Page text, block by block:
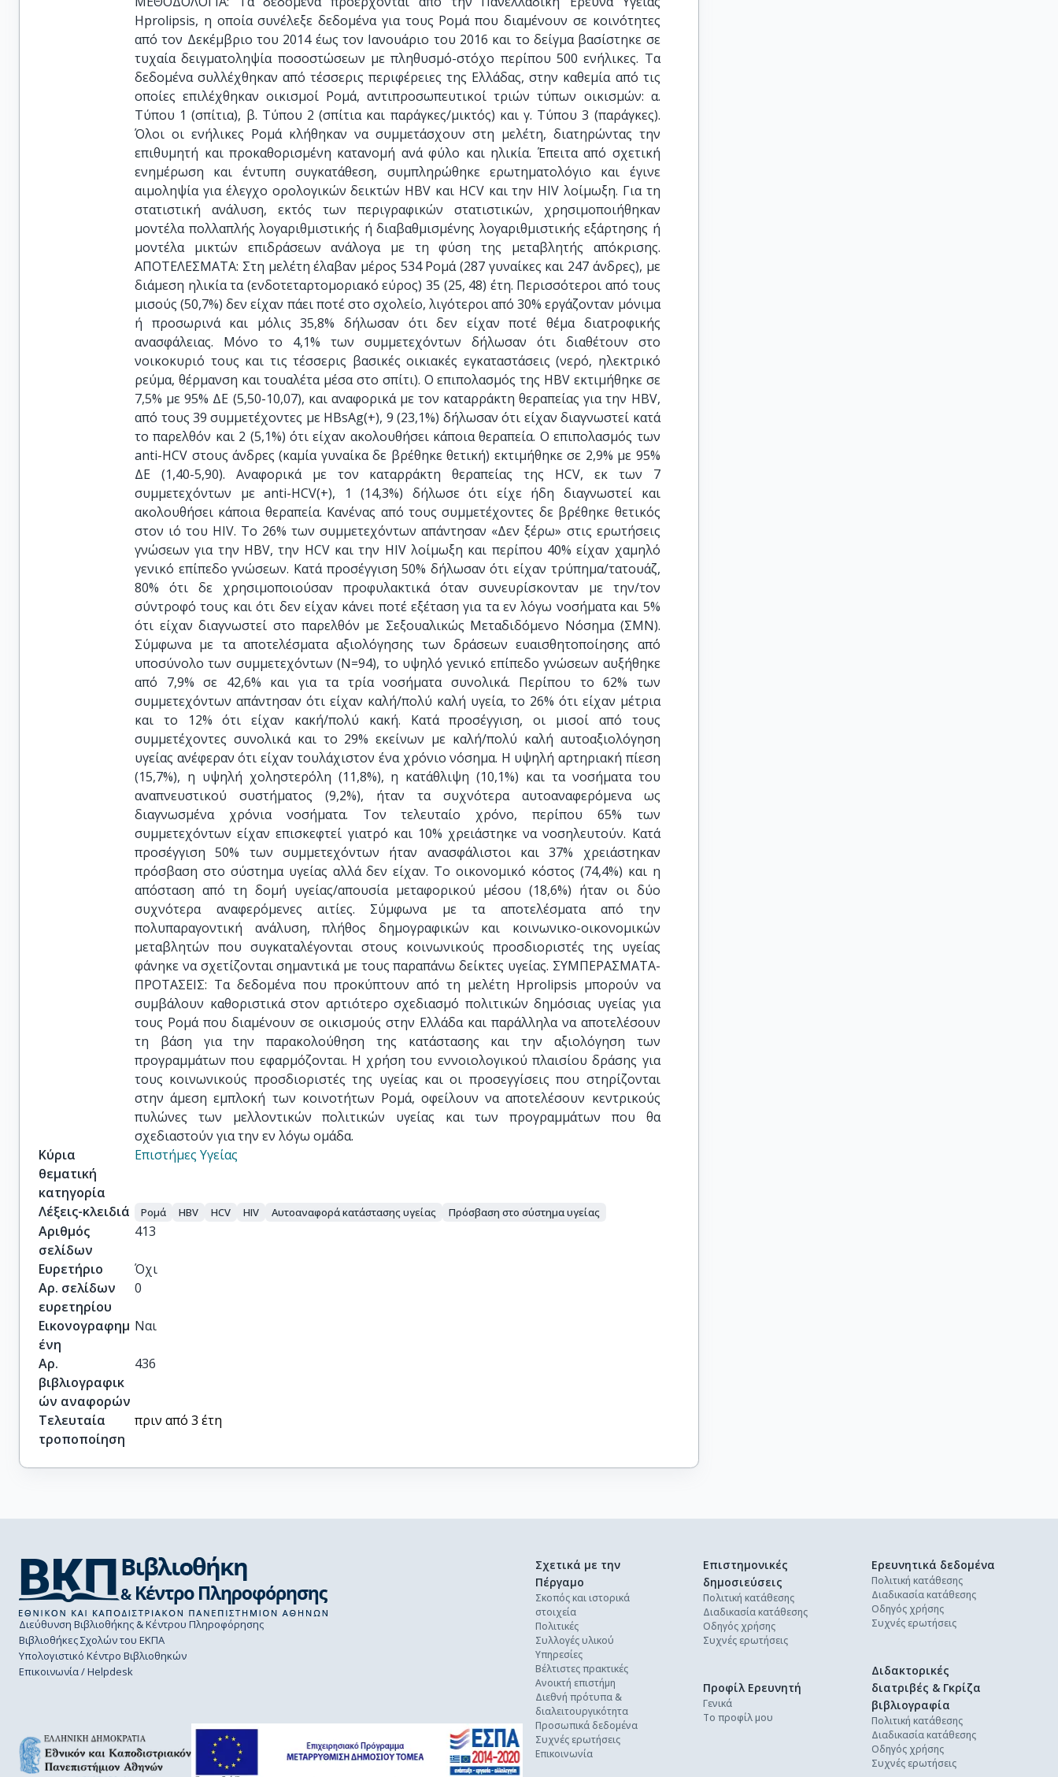
Hprolipsis, η οποία συνέλεξε δεδομένα για τους Ρομά που διαμένουν σε κοινότητες
από τον Δεκέμβριο του 2014 έως τον Ιανουάριο του 2016 και το δείγμα βασίστηκε σε
τυχαία δειγματοληψία ποσοστώσεων με πληθυσμό-στόχο περίπου 500 ενήλικες. Τα
δεδομένα συλλέχθηκαν από τέσσερις περιφέρειες της Ελλάδας, στην καθεμία από τις
οποίες επιλέχθηκαν οικισμοί Ρομά, αντιπροσωπευτικοί τριών τύπων οικισμών: α.
Τύπου 1 (σπίτια), β. Τύπου 2 (σπίτια και παράγκες/μικτός) και γ. Τύπου 3 (παράγκες).
Όλοι οι ενήλικες Ρομά κλήθηκαν να συμμετάσχουν στη μελέτη, διατηρώντας την
επιθυμητή και προκαθορισμένη κατανομή ανά φύλο και ηλικία. Έπειτα από σχετική
ενημέρωση και έντυπη συγκατάθεση, συμπληρώθηκε ερωτηματολόγιο και έγινε
αιμοληψία για έλεγχο ορολογικών δεικτών HBV και HCV και την HIV λοίμωξη. Για τη
στατιστική ανάλυση, εκτός των περιγραφικών στατιστικών, χρησιμοποιήθηκαν
μοντέλα πολλαπλής λογαριθμιστικής ή διαβαθμισμένης λογαριθμιστικής εξάρτησης ή
μοντέλα μικτών επιδράσεων ανάλογα με τη φύση της μεταβλητής απόκρισης.
ΑΠΟΤΕΛΕΣΜΑΤΑ: Στη μελέτη έλαβαν μέρος 534 Ρομά (287 γυναίκες και 247 άνδρες), με
διάμεση ηλικία τα (ενδοτεταρτομοριακό εύρος) 35 (25, 48) έτη. Περισσότεροι από τους
μισούς (50,7%) δεν είχαν πάει ποτέ στο σχολείο, λιγότεροι από 30% εργάζονταν μόνιμα
ή προσωρινά και μόλις 35,8% δήλωσαν ότι δεν είχαν ποτέ θέμα διατροφικής
ανασφάλειας. Μόνο το 4,1% των συμμετεχόντων δήλωσαν ότι διαθέτουν στο
νοικοκυριό τους και τις τέσσερις βασικές οικιακές εγκαταστάσεις (νερό, ηλεκτρικό
ρεύμα, θέρμανση και τουαλέτα μέσα στο σπίτι). Ο επιπολασμός της HBV εκτιμήθηκε σε
7,5% με 95% ΔΕ (5,50-10,07), και αναφορικά με τον καταρράκτη θεραπείας για την HBV,
από τους 39 συμμετέχοντες με HBsAg(+), 9 (23,1%) δήλωσαν ότι είχαν διαγνωστεί κατά
το παρελθόν και 2 (5,1%) ότι είχαν ακολουθήσει κάποια θεραπεία. Ο επιπολασμός των
anti-HCV στους άνδρες (καμία γυναίκα δε βρέθηκε θετική) εκτιμήθηκε σε 2,9% με 95%
ΔΕ (1,40-5,90). Αναφορικά με τον καταρράκτη θεραπείας της HCV, εκ των 7
συμμετεχόντων με anti-HCV(+), 1 (14,3%) δήλωσε ότι είχε ήδη διαγνωστεί και
ακολουθήσει κάποια θεραπεία. Κανένας από τους συμμετέχοντες δε βρέθηκε θετικός
στον ιό του HIV. Το 26% των συμμετεχόντων απάντησαν «Δεν ξέρω» στις ερωτήσεις
γνώσεων για την HΒV, την HCV και την HIV λοίμωξη και περίπου 40% είχαν χαμηλό
γενικό επίπεδο γνώσεων. Κατά προσέγγιση 50% δήλωσαν ότι είχαν τρύπημα/τατουάζ,
80% ότι δε χρησιμοποιούσαν προφυλακτικά όταν συνευρίσκονταν με την/τον
σύντροφό τους και ότι δεν είχαν κάνει ποτέ εξέταση για τα εν λόγω νοσήματα και 5%
ότι είχαν διαγνωστεί στο παρελθόν με Σεξουαλικώς Μεταδιδόμενο Νόσημα (ΣΜΝ).
Σύμφωνα με τα αποτελέσματα αξιολόγησης των δράσεων ευαισθητοποίησης από
υποσύνολο των συμμετεχόντων (Ν=94), το υψηλό γενικό επίπεδο γνώσεων αυξήθηκε
από 7,9% σε 42,6% και για τα τρία νοσήματα συνολικά. Περίπου το 62% των
συμμετεχόντων απάντησαν ότι είχαν καλή/πολύ καλή υγεία, το 26% ότι είχαν μέτρια
και το 12% ότι είχαν κακή/πολύ κακή. Κατά προσέγγιση, οι μισοί από τους
συμμετέχοντες συνολικά και το 29% εκείνων με καλή/πολύ καλή αυτοαξιολόγηση
υγείας ανέφεραν ότι είχαν τουλάχιστον ένα χρόνιο νόσημα. Η υψηλή αρτηριακή πίεση
(15,7%), η υψηλή χοληστερόλη (11,8%), η κατάθλιψη (10,1%) και τα νοσήματα του
αναπνευστικού συστήματος (9,2%), ήταν τα συχνότερα αυτοαναφερόμενα ως
διαγνωσμένα χρόνια νοσήματα. Τον τελευταίο χρόνο, περίπου 65% των
συμμετεχόντων είχαν επισκεφτεί γιατρό και 10% χρειάστηκε να νοσηλευτούν. Κατά
προσέγγιση 50% των συμμετεχόντων ήταν ανασφάλιστοι και 37% χρειάστηκαν
πρόσβαση στο σύστημα υγείας αλλά δεν είχαν. Το οικονομικό κόστος (74,4%) και η
απόσταση από τη δομή υγείας/απουσία μεταφορικού μέσου (18,6%) ήταν οι δύο
συχνότερα αναφερόμενες αιτίες. Σύμφωνα με τα αποτελέσματα από την
πολυπαραγοντική ανάλυση, πλήθος δημογραφικών και κοινωνικο-οικονομικών
μεταβλητών που συγκαταλέγονται στους κοινωνικούς προσδιοριστές της υγείας
φάνηκε να σχετίζονται σημαντικά με τους παραπάνω δείκτες υγείας. ΣΥΜΠΕΡΑΣΜΑΤΑ-
ΠΡΟΤΑΣΕΙΣ: Τα δεδομένα που προκύπτουν από τη μελέτη Hprolipsis μπορούν να
συμβάλουν καθοριστικά στον αρτιότερο σχεδιασμό πολιτικών δημόσιας υγείας για
τους Ρομά που διαμένουν σε οικισμούς στην Ελλάδα και παράλληλα να αποτελέσουν
τη βάση για την παρακολούθηση της κατάστασης και την αξιολόγηση των
προγραμμάτων που εφαρμόζονται. Η χρήση του εννοιολογικού πλαισίου δράσης για
τους κοινωνικούς προσδιοριστές της υγείας και οι προσεγγίσεις που στηρίζονται
στην άμεση εμπλοκή των κοινοτήτων Ρομά, οφείλουν να αποτελέσουν κεντρικούς
πυλώνες των μελλοντικών πολιτικών υγείας και των προγραμμάτων που θα
σχεδιαστούν για την εν λόγω ομάδα.
Κύρια
θεματική
κατηγορία
Επιστήμες Υγείας
Λέξεις-κλειδιά Ρομά HBV HCV HIV Αυτοαναφορά κατάστασης υγείας Πρόσβαση στο σύστημα υγείας
Αριθμός
σελίδων
413
Ευρετήριο
Όχι
Αρ. σελίδων
ευρετηρίου
0
Εικονογραφημ
ένη
Ναι
Αρ.
βιβλιογραφικ
ών αναφορών
436
Τελευταία
τροποποίηση
πριν από 3 έτη
Διεύθυνση Βιβλιοθήκης & Κέντρου Πληροφόρησης
Βιβλιοθήκες Σχολών του ΕΚΠΑ
Υπολογιστικό Κέντρο Βιβλιοθηκών
Επικοινωνία / Helpdesk
Σχετικά με την
Πέργαμο
Σκοπός και ιστορικά
στοιχεία
Πολιτικές
Συλλογές υλικού
Υπηρεσίες
Βέλτιστες πρακτικές
Ανοικτή επιστήμη
Διεθνή πρότυπα &
διαλειτουργικότητα
Προσωπικά δεδομένα
Συχνές ερωτήσεις
Επικοινωνία
Επιστημονικές
δημοσιεύσεις
Πολιτική κατάθεσης
Διαδικασία κατάθεσης
Οδηγός χρήσης
Συχνές ερωτήσεις
Ερευνητικά δεδομένα
Πολιτική κατάθεσης
Διαδικασία κατάθεσης
Οδηγός χρήσης
Συχνές ερωτήσεις
Διδακτορικές
διατριβές & Γκρίζα
βιβλιογραφία
Πολιτική κατάθεσης
Διαδικασία κατάθεσης
Οδηγός χρήσης
Συχνές ερωτήσεις
Προφίλ Ερευνητή
Γενικά
Το προφίλ μου